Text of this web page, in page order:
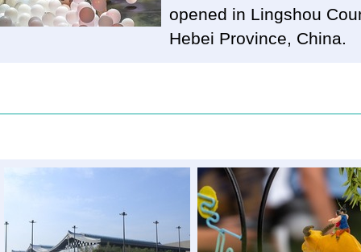
opened in Lingshou
Hebei Province, China.